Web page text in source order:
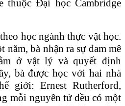
thuộc Đại học Cambridge
học ngành thực vật học.
năm, bà nhận ra sự đam mê
ở vật lý và quyết định
bà được học với hai nhà
giới: Ernest Rutherford,
mỗi nguyên tử đều có một